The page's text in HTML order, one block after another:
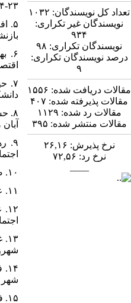
تعداد کل نویسندگان: ۱۰۳۲
نویسندگان غیر تکراری:
۹۳۴
نویسندگان تکراری: ۹۸
درصد نویسندگان تکراری:
۹
مقالات دریافت شده: ۱۵۵۶
مقالات پذیرفته شده: ۴۰۷
مقالات رد شده: ۱۱۲۹
مقالات منتشر شده: ۳۹۵
نرخ پذیرش: ۲۶,۱۶
نرخ رد: ۷۲,۵۶
۲۳-۴۴ .
آبان ماه ۹۶ و دی ماه ۹۸)»،
۱۰. صداقتی فرد، مجتبی (۱۳۹۰) «ﻣﻄﺎﻟﻌۀ آﻧﻮﻣﯽ ﺳﯿﺎﺳﯽ در ﺑﯿﻦ داﻧﺸﺠﻮﯾﺎن اﯾﺮاﻧﯽ» مطالعات سیاسی، ۳(۱۱): ۱۱۷-۱۴۲.
۱۱. عطایی، زهرا (۱۴۰۱) «بررسی پدیدار شناسی تجربۀ زیستۀ زنان سرپرست خانوار مشهد»، دانشگاه پیام نور مشهد.
شهر
۱۵. فرهادي، محمد (۱۳۹۷) «سرمايه ها و مشارکت اجتماعي در فضاي دانشجويي»، جامعه پژوهي فرهنگي، ۹(۱): ۱۳۲-۱۰۱.